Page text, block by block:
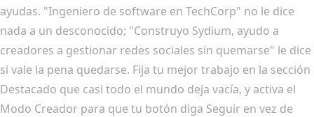
ayudas. "Ingeniero de software en TechCorp" no le dice
nada a un desconocido; "Construyo Sydium, ayudo a
creadores a gestionar redes sociales sin quemarse" le dice
si vale la pena quedarse. Fija tu mejor trabajo en la sección
Destacado que casi todo el mundo deja vacía, y activa el
Modo Creador para que tu botón diga Seguir en vez de